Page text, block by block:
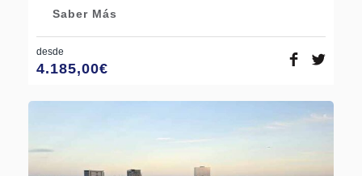
Saber Más
desde
4.185,00€